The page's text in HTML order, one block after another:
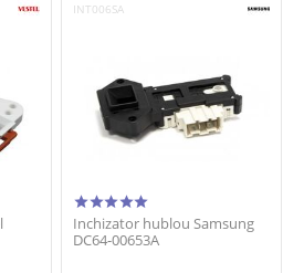
INT006SA
Inchizator hublou Samsung
DC64-00653A